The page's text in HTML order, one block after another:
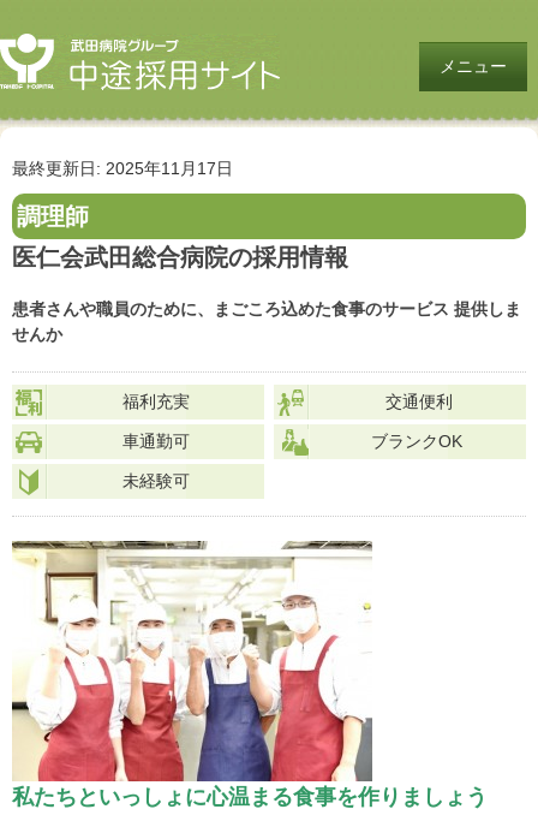
メニュー
最終更新日: 2025年11月17日
調理師
医仁会武田総合病院の採用情報
患者さんや職員のために、まごころ込めた食事のサービス 提供しま
せんか
福利充実 交通便利
車通勤可 ブランクOK
未経験可
私たちといっしょに心温まる食事を作りましょう